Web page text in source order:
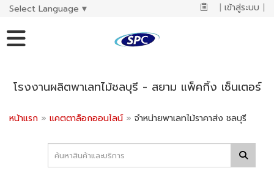
Select Language ▼ | เข้าสู่ระบบ |
โรงงานผลิตพาเลทไม้ชลบุรี - สยาม แพ็คกิ้ง เซ็นเตอร์
หน้าแรก » แคตตาล็อกออนไลน์ » จำหน่ายพาเลทไม้ราคาส่ง ชลบุรี